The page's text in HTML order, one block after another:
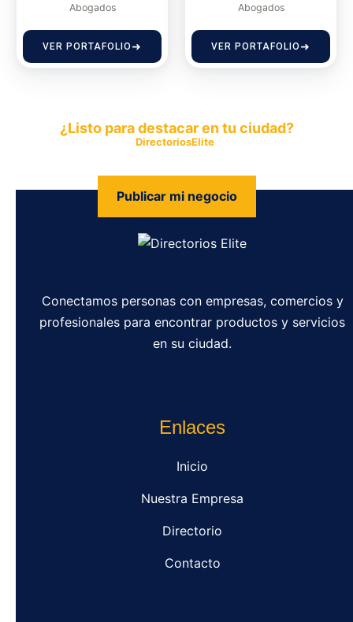
Abogados
VER PORTAFOLIO
Abogados
VER PORTAFOLIO
¿Listo para destacar en tu ciudad?
DirectoriosElite
Publicar mi negocio
Conectamos personas con empresas, comercios y
profesionales para encontrar productos y servicios
en su ciudad.
Enlaces
Inicio
Nuestra Empresa
Directorio
Contacto